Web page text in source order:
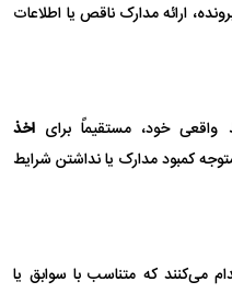
ارائه مدارک ناقص یا اطلاعات
خود، مستقیماً برای اخذ
کمبود مدارک یا نداشتن شرایط
می‌کنند که متناسب با سوابق یا